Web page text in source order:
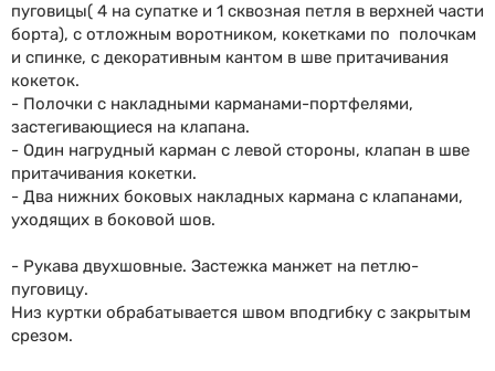
пуговицы( 4 на супатке и 1 сквозная петля в верхней части
борта), с отложным воротником, кокетками по полочкам
и спинке, с декоративным кантом в шве притачивания
кокеток.
- Полочки с накладными карманами-портфелями,
застегивающиеся на клапана.
- Один нагрудный карман с левой стороны, клапан в шве
притачивания кокетки.
- Два нижних боковых накладных кармана с клапанами,
уходящих в боковой шов.
- Рукава двухшовные. Застежка манжет на петлю-
пуговицу.
Низ куртки обрабатывается швом вподгибку с закрытым
срезом.